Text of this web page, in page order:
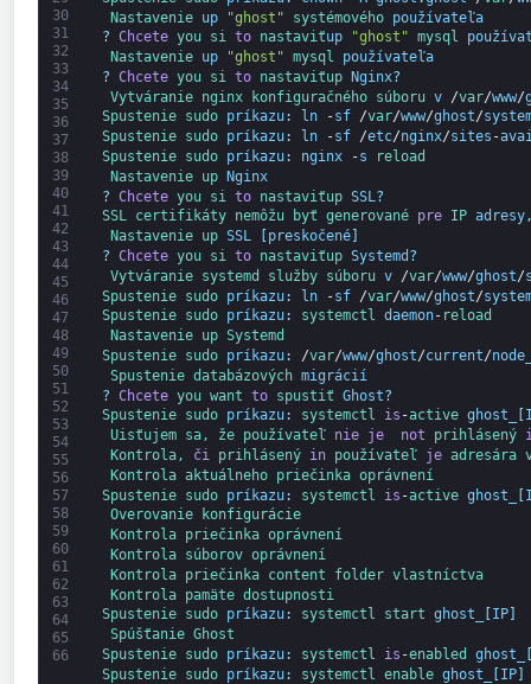
30
31
32
33
34
35
36
37
38
39
40
41
42
43
44
45
46
47
48
49
50
51
52
53
54
55
56
57
58
59
60
61
62
63
64
65
66
Nastavenie up "ghost" systémového používateľa
? Chcete you si to nastaviťup "ghost" mysql
Nastavenie up "ghost" mysql
používateľa
? Chcete you si to nastaviťup Nginx?
Vytváranie nginx konfiguračného súboru v /var/www/
Spustenie sudo príkazu: ln -sf /var/www/ghost/
Spustenie sudo príkazu: ln -sf /etc/nginx/sites -
Spustenie sudo príkazu: nginx -s
reload
Nastavenie up Nginx
? Chcete you si to nastaviťup SSL ?
SSL certifikáty nemôžu byť generované pre IP adresy
Nastavenie up SSL preskočené]
? Chcete you si to nastaviťup Systemd ?
Vytváranie systemd služby súboru v /var/www/ghost/
Spustenie sudo príkazu: ln -sf /var/www/ghost/
Spustenie sudo príkazu: systemctl daemon- reload
Nastavenie up Systemd
Spustenie sudo príkazu: /var/www/ghost/current/
Spustenie databázových migrácií
? Chcete you want to spustiť Ghost?
Spustenie sudo príkazu: systemctl is -active ghost_
Uisťujem sa, že používateľ nie je not prihlásený
Kontrola,
či prihlásený in používateľ je adresára
Kontrola aktuálneho priečinka oprávnení
Spustenie sudo príkazu: systemctl is -active ghost_ [
Overovanie
konfigurácie
Kontrola priečinka oprávnení
Kontrola súborov oprávnení
Kontrola priečinka content folder vlastníctva
Kontrola pamäte dostupnosti
Spustenie sudo príkazu: systemctl start ghost_ IP]
Spúšťanie Ghost
Spustenie sudo príkazu: systemctl is -enabled ghost_
Spustenie sudo príkazu: systemctl enable ghost_ [IP]